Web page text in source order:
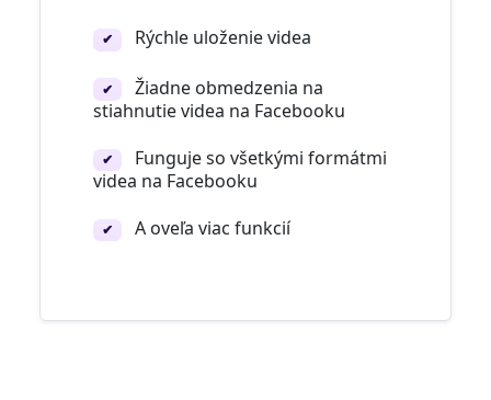
✔ Rýchle uloženie videa
✔
Žiadne obmedzenia na
stiahnutie videa na Facebooku
✔
Funguje so všetkými formátmi
videa na Facebooku
✔ A oveľa viac funkcií